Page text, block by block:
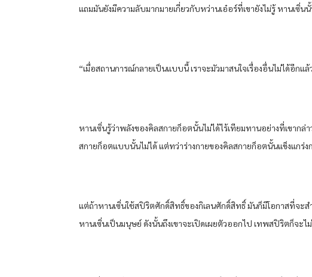
แถมมันยังมีความลับมากมายเกี่ยวกับหว่านเอ๋อร์ที่เขายังไม่รู้ หานเซิ่
“เมื่อสถานการณ์กลายเป็นแบบนี้ เราจะมัวมาสนใจเรื่องอื่นไม่ได้อีก
หานเซิ่นรู้ว่าพลังของคิลสกายก็อตนั้นไม่ได้ไร้เทียมทานอย่างที่เขากล่
สกายก็อตแบบนั้นไม่ได้ แต่ทว่าร่างกายของคิลสกายก็อตนั้นแข็งแกร่
แต่ถ้าหานเซิ่นใช้สปิริตศักดิ์สิทธิ์ของกิเลนศักดิ์สิทธิ์ มันก็มีโอกาสที่จะส
หานเซิ่นเป็นมนุษย์ ดังนั้นถึงเขาจะเปิดเผยตัวออกไป เทพสปิริตก็จะไ